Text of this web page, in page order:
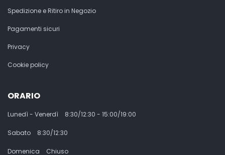
Spedizione e Ritiro in Negozio
Pagamenti sicuri
Privacy
Cookie policy
ORARIO
Lunedì - Venerdì 8:30/12:30 - 15:00/19:00
Sabato 8:30/12:30
Domenica Chiuso